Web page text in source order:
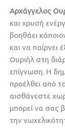
Αρχάγγελος
και χρυσή
βοηθάει
και να παίρνει
Ουριήλ στη
επίγνωση. Η
προέλθει από
αισθάνεστε
μπορεί να σας
την